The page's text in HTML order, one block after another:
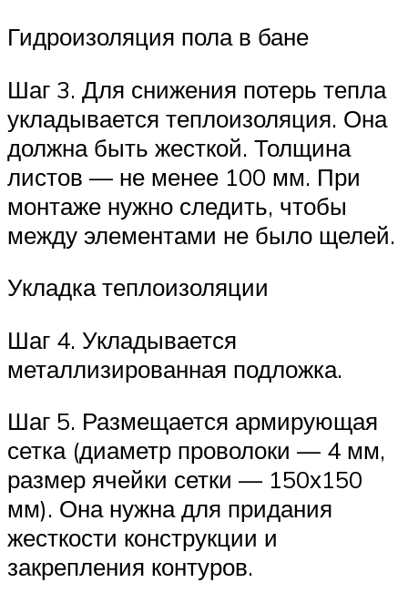
Гидроизоляция пола в бане
Шаг 3. Для снижения потерь тепла
укладывается теплоизоляция. Она
должна быть жесткой. Толщина
листов — не менее 100 мм. При
монтаже нужно следить, чтобы
между элементами не было щелей.
Укладка теплоизоляции
Шаг 4. Укладывается
металлизированная подложка.
Шаг 5. Размещается армирующая
сетка (диаметр проволоки — 4 мм,
размер ячейки сетки — 150х150
мм). Она нужна для придания
жесткости конструкции и
закрепления контуров.